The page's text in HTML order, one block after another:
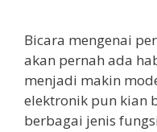
Bicara mengenai
akan pernah ada
menjadi makin
elektronik pun kian
berbagai jenis